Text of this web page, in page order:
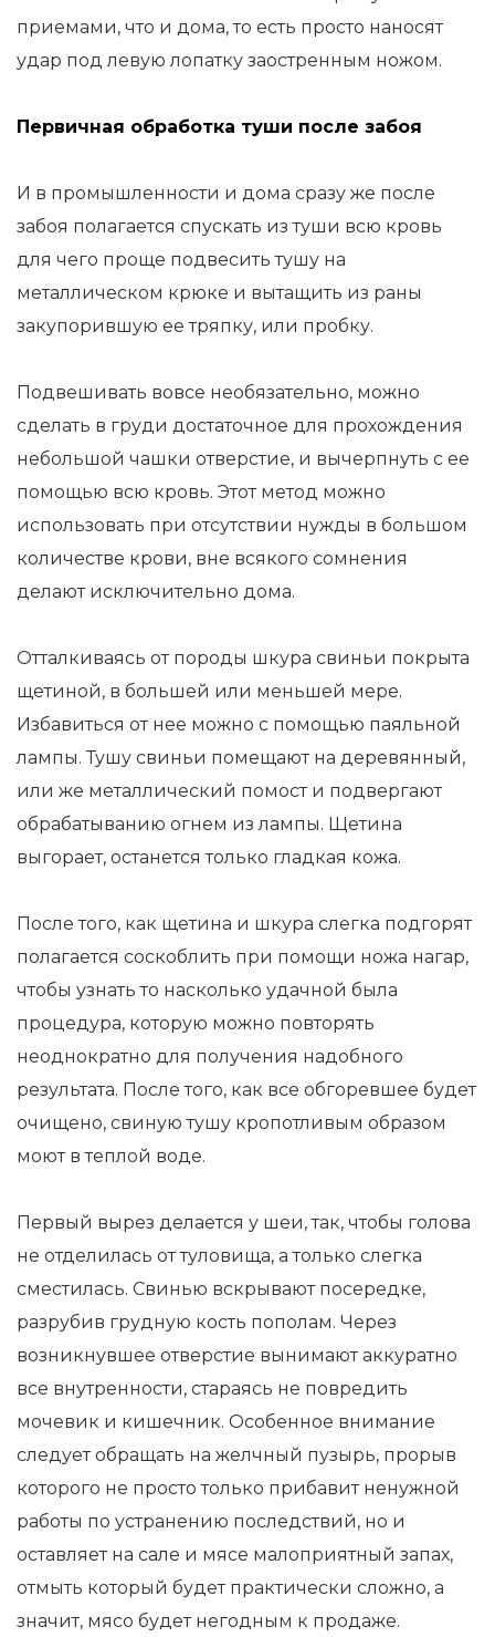
приемами, что и дома, то есть просто наносят
удар под левую лопатку заостренным ножом.
Первичная обработка туши после забоя
И в промышленности и дома сразу же после
забоя полагается спускать из туши всю кровь
для чего проще подвесить тушу на
металлическом крюке и вытащить из раны
закупорившую ее тряпку, или пробку.
Подвешивать вовсе необязательно, можно
сделать в груди достаточное для прохождения
небольшой чашки отверстие, и вычерпнуть с ее
помощью всю кровь. Этот метод можно
использовать при отсутствии нужды в большом
количестве крови, вне всякого сомнения
делают исключительно дома.
Отталкиваясь от породы шкура свиньи покрыта
щетиной, в большей или меньшей мере.
Избавиться от нее можно с помощью паяльной
лампы. Тушу свиньи помещают на деревянный,
или же металлический помост и подвергают
обрабатыванию огнем из лампы. Щетина
выгорает, останется только гладкая кожа.
После того, как щетина и шкура слегка подгорят
полагается соскоблить при помощи ножа нагар,
чтобы узнать то насколько удачной была
процедура, которую можно повторять
неоднократно для получения надобного
результата. После того, как все обгоревшее будет
очищено, свиную тушу кропотливым образом
моют в теплой воде.
Первый вырез делается у шеи, так, чтобы голова
не отделилась от туловища, а только слегка
сместилась. Свинью вскрывают посередке,
разрубив грудную кость пополам. Через
возникнувшее отверстие вынимают аккуратно
все внутренности, стараясь не повредить
мочевик и кишечник. Особенное внимание
следует обращать на желчный пузырь, прорыв
которого не просто только прибавит ненужной
работы по устранению последствий, но и
оставляет на сале и мясе малоприятный запах,
отмыть который будет практически сложно, а
значит, мясо будет негодным к продаже.